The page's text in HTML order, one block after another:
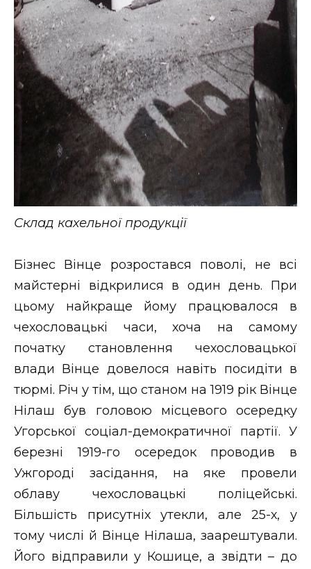
Склад кахельної продукції
Бізнес Вінце розростався поволі, не всі
майстерні відкрилися в один день. При
цьому найкраще йому працювалося в
чехословацькі часи, хоча на самому
початку становлення чехословацької
влади Вінце довелося навіть посидіти в
тюрмі. Річ у тім, що станом на 1919 рік Вінце
Нілаш був головою місцевого осередку
Угорської соціал-демократичної партії. У
березні 1919-го осередок проводив в
Ужгороді засідання, на яке провели
облаву чехословацькі поліцейські.
Більшість присутніх утекли, але 25-х, у
тому числі й Вінце Нілаша, заарештували.
Його відправили у Кошице, а звідти – до